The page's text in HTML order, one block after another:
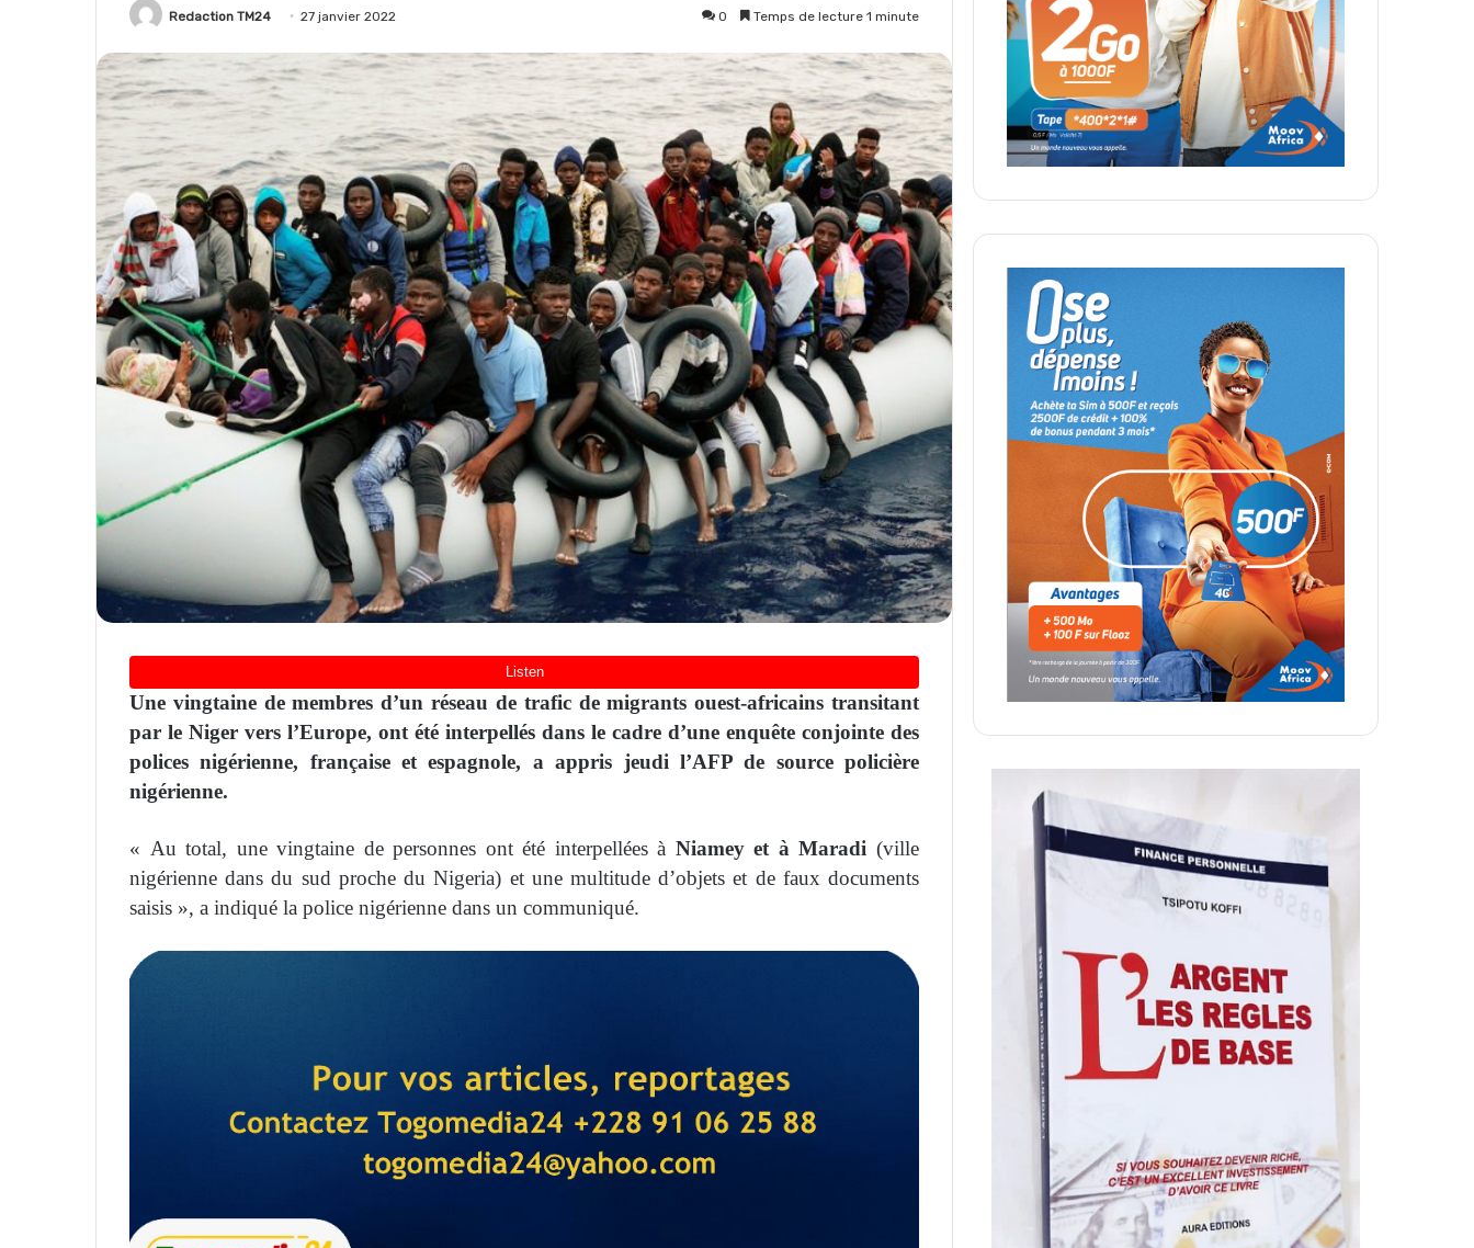
Redaction TM24 27 janvier 2022 0 Temps de lecture 1 minute
Une vingtaine de membres d’un réseau de trafic de migrants ouest-africains transitant
par le Niger vers l’Europe, ont été interpellés dans le cadre d’une enquête conjointe des
polices nigérienne, française et espagnole, a appris jeudi l’AFP de source policière
nigérienne.
« Au total, une vingtaine de personnes ont été interpellées à Niamey et à Maradi (ville
nigérienne dans du sud proche du Nigeria) et une multitude d’objets et de faux documents
saisis », a indiqué la police nigérienne dans un communiqué.